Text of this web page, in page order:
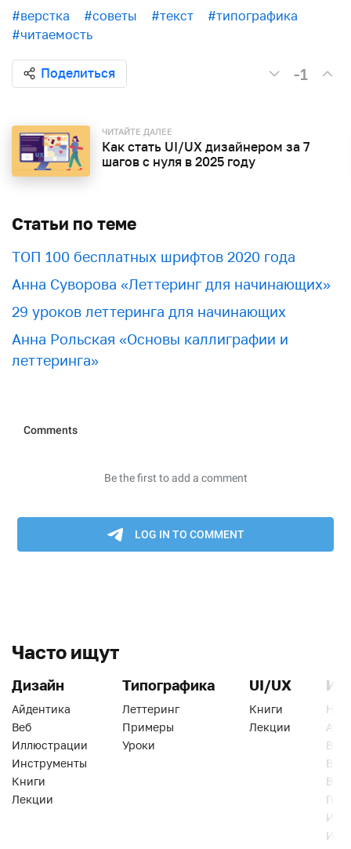
#верстка #советы #текст
#типографика
#читаемость
Поделиться -1
ЧИТАЙТЕ ДАЛЕЕ
Как стать UI/UX дизайнером за 7
шагов с нуля в 2025 году
Статьи по теме
ТОП 100 бесплатных шрифтов 2020 года
Анна Суворова «Леттеринг для начинающих»
29 уроков леттеринга для начинающих
Анна Рольская «Основы каллиграфии и
леттеринга»
Часто ищут
Дизайн
Айдентика
Веб
Иллюстрации
Инструменты
Книги
Лекции
Типографика
Леттеринг
Примеры
Уроки
UI/UX
Книги
Лекции
Веб